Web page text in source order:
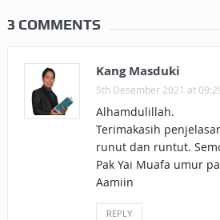
3 COMMENTS
Kang Masduki
5th Desember 2021 at
Alhamdulillah.
Terimakasih
runut dan runtut.
Pak Yai Muafa umur
Aamiin
REPLY